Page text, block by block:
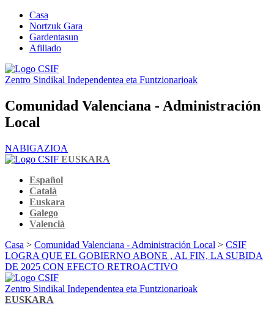
Casa
Nortzuk Gara
Gardentasun
Afiliado
Zentro Sindikal Independentea eta Funtzionarioak
Comunidad Valenciana - Administración
Local
NABIGAZIOA
EUSKARA
Español
Català
Euskara
Galego
Valencià
Casa > Comunidad Valenciana - Administración Local > CSIF
LOGRA QUE EL GOBIERNO ABONE , AL FIN, LA SUBIDA
DE 2025 CON EFECTO RETROACTIVO
Zentro Sindikal Independentea eta Funtzionarioak
EUSKARA